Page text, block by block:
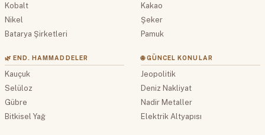
Kobalt
Nikel
Batarya Şirketleri
Kakao
Şeker
Pamuk
🌿 END. HAMMADDELER
Kauçuk
Selüloz
Gübre
Bitkisel Yağ
🌐 GÜNCEL KONULAR
Jeopolitik
Deniz Nakliyat
Nadir Metaller
Elektrik Altyapısı